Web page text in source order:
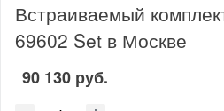
Встраиваемый
69602 Set в Москве
90 130 руб.